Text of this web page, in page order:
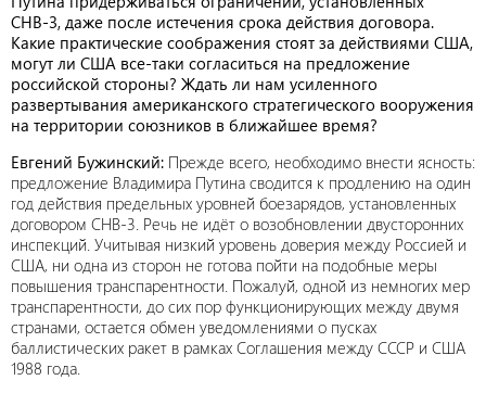
СНВ-3, даже после истечения срока действия договора.
Какие практические соображения стоят за действиями США,
могут ли США все-таки согласиться на предложение
российской стороны? Ждать ли нам усиленного
развертывания американского стратегического вооружения
на территории союзников в ближайшее время?
Евгений Бужинский: Прежде всего, необходимо внести ясность:
предложение Владимира Путина сводится к продлению на один
год действия предельных уровней боезарядов, установленных
договором СНВ-3. Речь не идёт о возобновлении двусторонних
инспекций. Учитывая низкий уровень доверия между Россией и
США, ни одна из сторон не готова пойти на подобные меры
повышения транспарентности. Пожалуй, одной из немногих мер
транспарентности, до сих пор функционирующих между двумя
странами, остается обмен уведомлениями о пусках
баллистических ракет в рамках Соглашения между СССР и США
1988 года.